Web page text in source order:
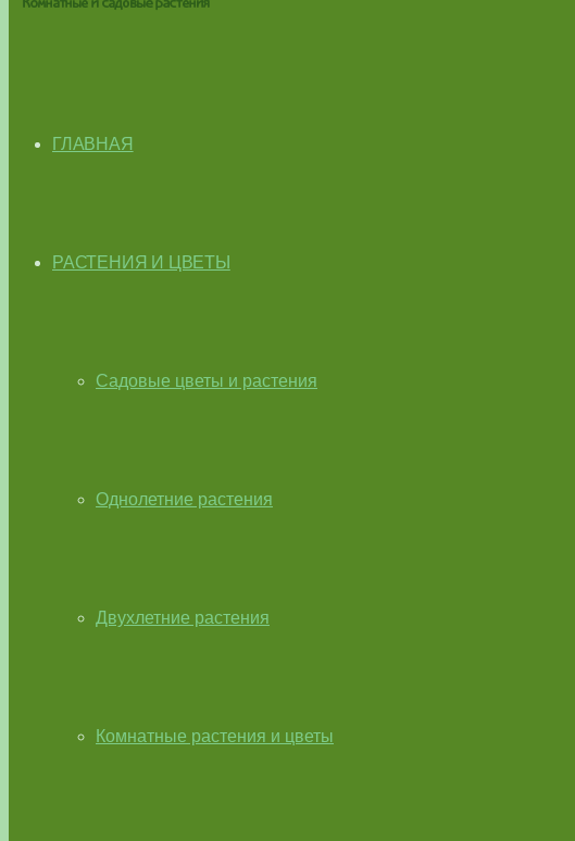
ГЛАВНАЯ
РАСТЕНИЯ И ЦВЕТЫ
Садовые цветы и растения
Однолетние растения
Двухлетние растения
Комнатные растения и цветы